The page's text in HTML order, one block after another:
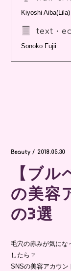
Kiyoshi Aiba(Lila)
text・
Sonoko Fujii
Beauty / 2018.05.30
【ブル
の美容
の3選
毛穴の赤みが気にな
したら？
SNSの美容アカウン